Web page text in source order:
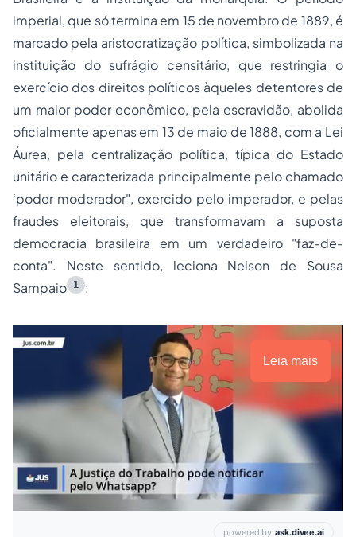
imperial, que só termina em 15 de novembro de 1889, é
marcado pela aristocratização política, simbolizada na
instituição do sufrágio censitário, que restringia o
exercício dos direitos políticos àqueles detentores de
um maior poder econômico, pela escravidão, abolida
oficialmente apenas em 13 de maio de 1888, com a Lei
Áurea, pela centralização política, típica do Estado
unitário e caracterizada principalmente pelo chamado
‘poder moderador", exercido pelo imperador, e pelas
fraudes eleitorais, que transformavam a suposta
democracia brasileira em um verdadeiro "faz-de-
conta". Neste sentido, leciona Nelson de Sousa
Sampaio
1 :
Leia mais